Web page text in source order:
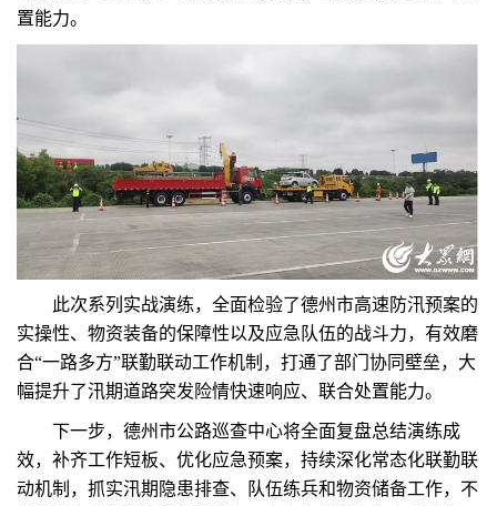
置能力。
此次系列实战演练，全面检验了德州市高速防汛预案的
实操性、物资装备的保障性以及应急队伍的战斗力，有效磨
合“一路多方”联勤联动工作机制，打通了部门协同壁垒，大
幅提升了汛期道路突发险情快速响应、联合处置能力。
下一步，德州市公路巡查中心将全面复盘总结演练成
效，补齐工作短板、优化应急预案，持续深化常态化联勤联
动机制，抓实汛期隐患排查、队伍练兵和物资储备工作，不